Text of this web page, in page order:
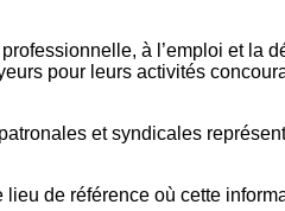
à l’emploi et la
pour leurs activités
et syndicales
de référence où cette